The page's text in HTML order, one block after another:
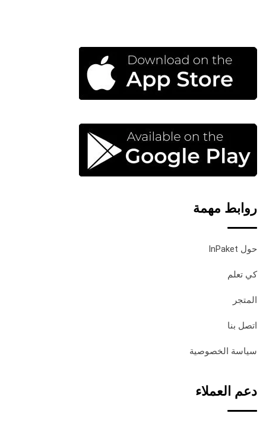
روابط مهمة
حول InPaket
كي تعلم
المتجر
اتصل بنا
سياسة الخصوصية
دعم العملاء